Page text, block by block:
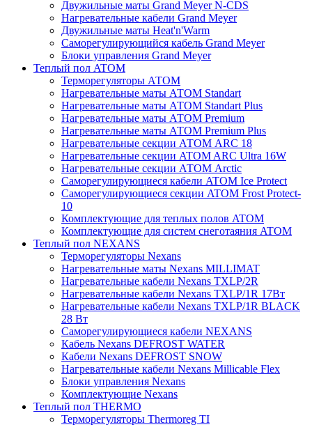
Двужильные маты Grand Meyer N-CDS
Нагревательные кабели Grand Meyer
Двужильные маты Heat'n'Warm
Саморегулирующийся кабель Grand Meyer
Блоки управления Grand Meyer
Теплый пол ATOM
Терморегуляторы АТОМ
Нагревательные маты АТОМ Standart
Нагревательные маты АТОМ Standart Plus
Нагревательные маты АТОМ Premium
Нагревательные маты АТОМ Premium Plus
Нагревательные секции АТОМ ARC 18
Нагревательные секции ATOM ARC Ultra 16W
Нагревательные секции АТОМ Arctic
Саморегулирующиеся кабели ATOM Ice Protect
Саморегулирующиеся секции ATOM Frost Protect-
10
Комплектующие для теплых полов ATOM
Комплектующие для систем снеготаяния ATOM
Теплый пол NEXANS
Терморегуляторы Nexans
Нагревательные маты Nexans MILLIMAT
Нагревательные кабели Nexans TXLP/2R
Нагревательные кабели Nexans TXLP/1R 17Вт
Нагревательные кабели Nexans TXLP/1R BLACK
28 Вт
Саморегулирующиеся кабели NEXANS
Кабель Nexans DEFROST WATER
Кабели Nexans DEFROST SNOW
Нагревательные кабели Nexans Millicable Flex
Блоки управления Nexans
Комплектующие Nexans
Теплый пол THERMO
Терморегуляторы Thermoreg TI